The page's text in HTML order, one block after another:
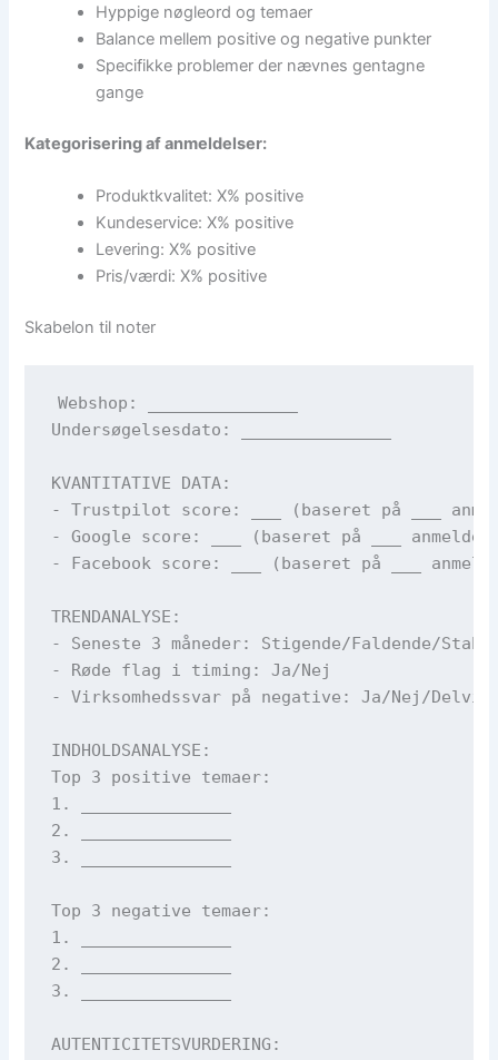
Hyppige nøgleord og temaer
Balance mellem positive og negative punkter
Specifikke problemer der nævnes gentagne
gange
Kategorisering af anmeldelser:
Produktkvalitet: X% positive
Kundeservice: X% positive
Levering: X% positive
Pris/værdi: X% positive
Skabelon til noter
Webshop: _______________
Undersøgelsesdato: _______________
KVANTITATIVE DATA:
- Trustpilot score: ___ (baseret på ___
- Google score: ___ (baseret på ___
- Facebook score: ___ (baseret på ___
TRENDANALYSE:
- Seneste 3 måneder: Stigende/Faldende/
- Røde flag i timing: Ja/Nej
- Virksomhedssvar på negative: Ja/Nej/
INDHOLDSANALYSE:
Top 3 positive temaer:
1. _______________
2. _______________
3. _______________
Top 3 negative temaer:
1. _______________
2. _______________
3. _______________
AUTENTICITETSVURDERING: